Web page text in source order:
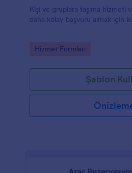
Kişi ve gruplara taşıma hizmeti
daha kolay başvuru almak için
Go to Category:
Hizmet Formları
Şablon